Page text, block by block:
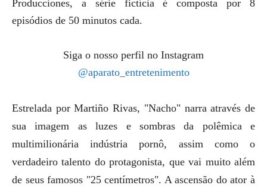
Producciones, a série fictícia é composta por 8
episódios de 50 minutos cada.
Siga o nosso perfil no Instagram
@aparato_entretenimento
Estrelada por Martiño Rivas, "Nacho" narra através de
sua imagem as luzes e sombras da polêmica e
multimilionária indústria pornô, assim como o
verdadeiro talento do protagonista, que vai muito além
de seus famosos "25 centímetros". A ascensão do ator à